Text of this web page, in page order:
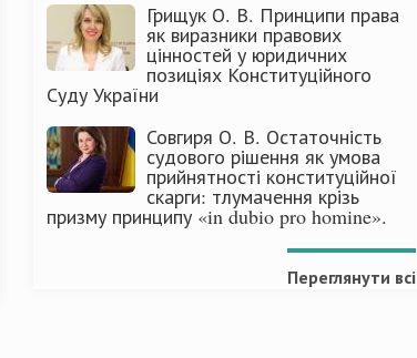
Грищук О. В. Принципи права
як виразники правових
цінностей у юридичних
позиціях Конституційного
Суду України
Совгиря О. В. Остаточність
судового рішення як умова
прийнятності конституційної
скарги: тлумачення крізь
призму принципу «in dubio pro homine».
Переглянути всі